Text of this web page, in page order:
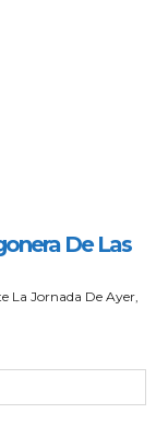
De Las
La Jornada De Ayer,